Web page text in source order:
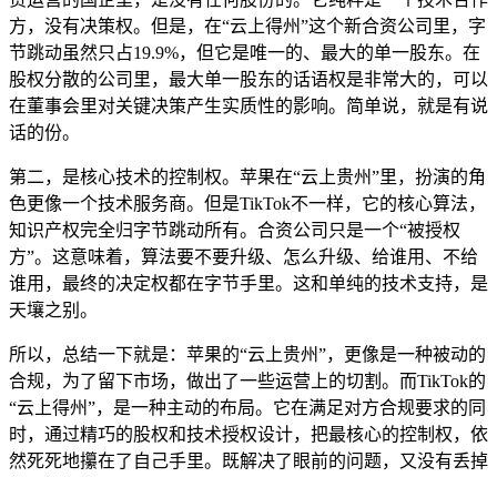
方，没有决策权。但是，在“云上得州”这个新合资公司里，字
节跳动虽然只占19.9%，但它是唯一的、最大的单一股东。在
股权分散的公司里，最大单一股东的话语权是非常大的，可以
在董事会里对关键决策产生实质性的影响。简单说，就是有说
话的份。
第二，是核心技术的控制权。苹果在“云上贵州”里，扮演的角
色更像一个技术服务商。但是TikTok不一样，它的核心算法，
知识产权完全归字节跳动所有。合资公司只是一个“被授权
方”。这意味着，算法要不要升级、怎么升级、给谁用、不给
谁用，最终的决定权都在字节手里。这和单纯的技术支持，是
天壤之别。
所以，总结一下就是：苹果的“云上贵州”，更像是一种被动的
合规，为了留下市场，做出了一些运营上的切割。而TikTok的
“云上得州”，是一种主动的布局。它在满足对方合规要求的同
时，通过精巧的股权和技术授权设计，把最核心的控制权，依
然死死地攥在了自己手里。既解决了眼前的问题，又没有丢掉